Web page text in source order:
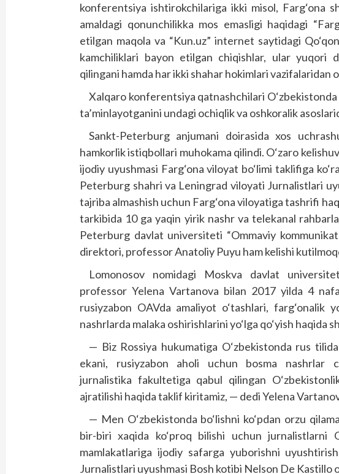
konferentsiya ishtirokchilariga ikki misol, Farg‘ona
amaldagi qonunchilikka mos emasligi haqidagi
etilgan maqola va “Kun.uz” internet saytidagi
kamchiliklari bayon etilgan chiqishlar, ular yuqori
qilingani hamda har ikki shahar hokimlari vazifalaridan
Xalqaro konferentsiya qatnashchilari O‘zbekistonda
ta’minlayotganini undagi ochiqlik va oshkoralik
Sankt-Peterburg anjumani doirasida xos
hamkorlik istiqbollari muhokama qilindi. O‘zaro
ijodiy uyushmasi Farg‘ona viloyat bo‘limi taklifiga
Peterburg shahri va Leningrad viloyati Jurnalistlari
tajriba almashish uchun Farg‘ona viloyatiga tashrifi
tarkibida 10 ga yaqin yirik nashr va telekanal
Peterburg davlat universiteti “Ommaviy
direktori, professor Anatoliy Puyu ham kelishi
Lomonosov nomidagi Moskva davlat
professor Yelena Vartanova bilan 2017 yilda 4
rusiyzabon OAVda amaliyot o‘tashlari, farg‘onalik
nashrlarda malaka oshirishlarini yo‘lga qo‘yish haqida
— Biz Rossiya hukumatiga O‘zbekistonda rus
ekani, rusiyzabon aholi uchun bosma nashrlar
jurnalistika fakultetiga qabul qilingan
ajratilishi haqida taklif kiritamiz, — dedi Yelena
— Men O‘zbekistonda bo‘lishni ko‘pdan orzu
bir-biri xaqida ko‘proq bilishi uchun jurnalistlarni
mamlakatlariga ijodiy safarga yuborishni
Jurnalistlari uyushmasi Bosh kotibi Nelson De Kastillo